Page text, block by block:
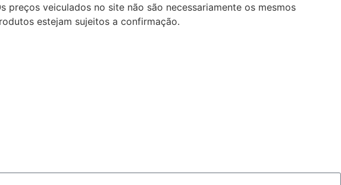
veiculados no site não são necessariamente os mesmos
estejam sujeitos a confirmação.